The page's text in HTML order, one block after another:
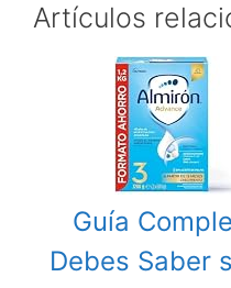
Artículos
Guía
Debes Saber